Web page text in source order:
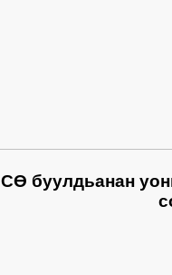
СӨ буулдьанан